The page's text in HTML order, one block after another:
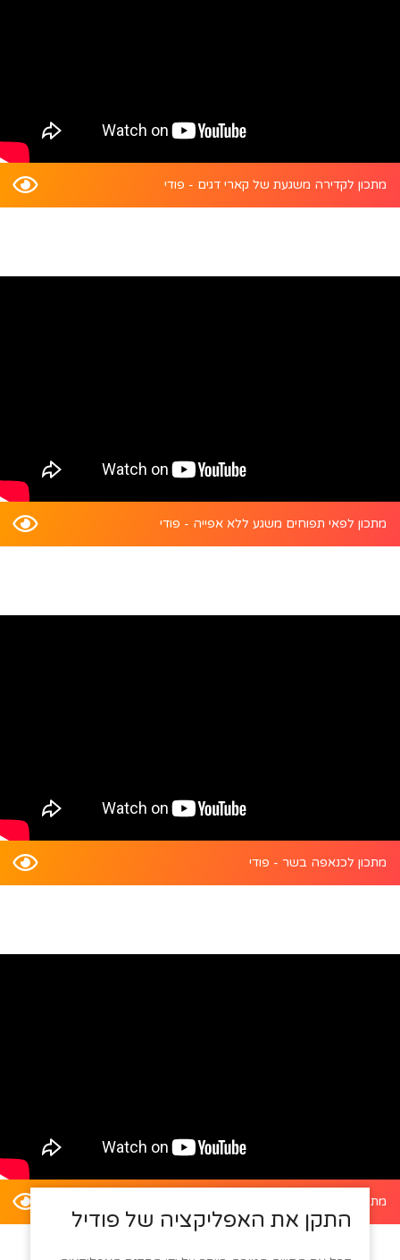
מתכון לקדירה משגעת של קארי דגים - פודי
מתכון לפאי תפוחים משגע ללא אפייה - פודי
מתכון לכנאפה בשר - פודי
מתכון לדלעת ערמונים במילוי סלט קינואה - פודי
התקן את האפליקציה של פודיל